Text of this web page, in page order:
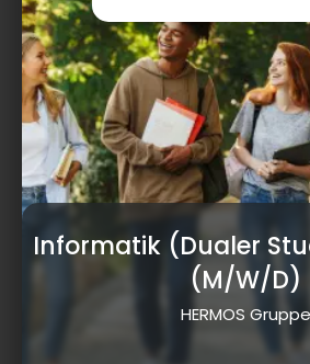
Informatik (Dualer
(M/W/D)
HERMOS Gruppe